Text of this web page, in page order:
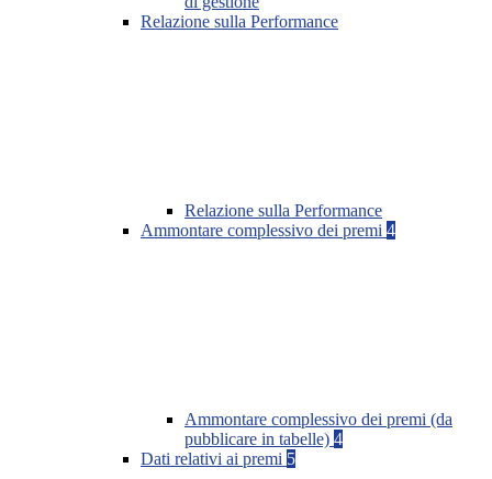
Relazione sulla Performance
Relazione sulla Performance
Ammontare complessivo dei premi 4
Ammontare complessivo dei premi (da
pubblicare in tabelle) 4
Dati relativi ai premi 5